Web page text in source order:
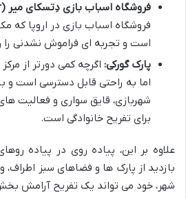
فروشگاه اسباب بازی دِتسکای میر (Detsky Mir):
فروشگاه اسباب بازی در اروپا که
است و تجربه ای فراموش نشدنی را
پارک گورکی: اگرچه کمی دورتر از مرکز
اما به راحتی قابل دسترسی است و
شهربازی، قایق سواری و فعالیت
برای تفریح خانوادگی است.
علاوه بر این، پیاده روی در پیاده
بازدید از پارک ها و فضاهای سبز
شهر، خود می تواند یک تفریح آرامش